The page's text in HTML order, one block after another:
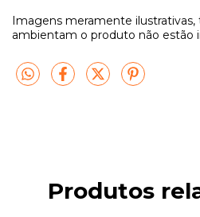
Imagens meramente ilustrativas,
ambientam o produto não estão
Produtos